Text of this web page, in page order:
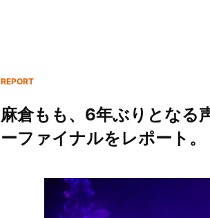
REPORT
麻倉もも、6年ぶりとなる
ーファイナルをレポート。